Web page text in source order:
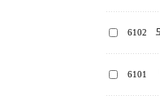
6102
6101